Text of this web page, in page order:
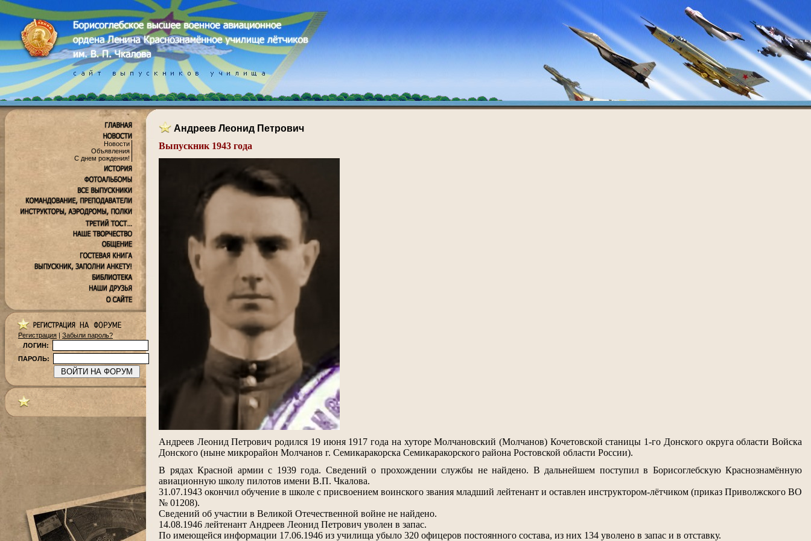
Новости
Объявления
С днем рождения!
Регистрация | Забыли пароль?
ЛОГИН:
ПАРОЛЬ:
Андреев Леонид Петрович
Выпускник 1943 года
Андреев Леонид Петрович родился 19 июня 1917 года на хуторе Молчановский (Молчанов) Кочетовской станицы 1-го Донского округа области Войска
Донского (ныне микрорайон Молчанов г. Семикаракорска Семикаракорского района Ростовской области России).
В рядах Красной армии с 1939 года. Сведений о прохождении службы не найдено. В дальнейшем поступил в Борисоглебскую Краснознамённую
авиационную школу пилотов имени В.П. Чкалова.
31.07.1943 окончил обучение в школе с присвоением воинского звания младший лейтенант и оставлен инструктором-лётчиком (приказ Приволжского ВО
№ 01208).
Сведений об участии в Великой Отечественной войне не найдено.
14.08.1946 лейтенант Андреев Леонид Петрович уволен в запас.
По имеющейся информации 17.06.1946 из училища убыло 320 офицеров постоянного состава, из них 134 уволено в запас и в отставку.